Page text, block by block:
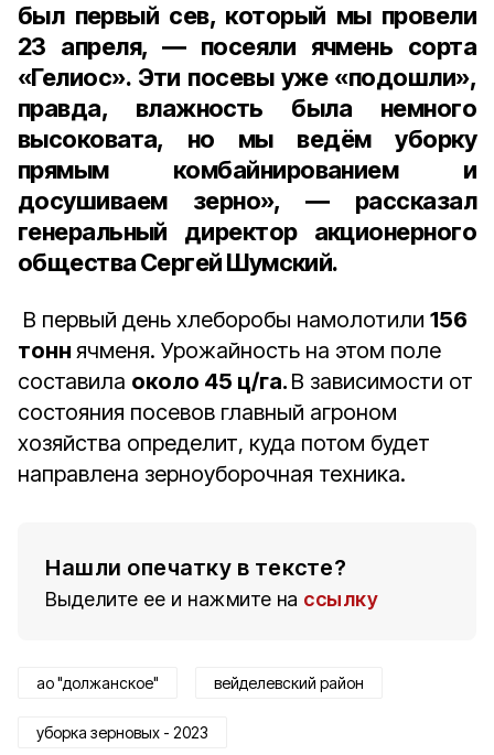
был первый сев, который мы провели
23 апреля, ― посеяли ячмень сорта
«Гелиос». Эти посевы уже «подошли»,
правда, влажность была немного
высоковата, но мы ведём уборку
прямым комбайнированием и
досушиваем зерно», ― рассказал
генеральный директор акционерного
общества Сергей Шумский.
В первый день хлеборобы намолотили 156
тонн ячменя. Урожайность на этом поле
составила около 45 ц/га. В зависимости от
состояния посевов главный агроном
хозяйства определит, куда потом будет
направлена зерноуборочная техника.
Нашли опечатку в тексте?
Выделите ее и нажмите на ссылку
ао "должанское" вейделевский район
уборка зерновых - 2023